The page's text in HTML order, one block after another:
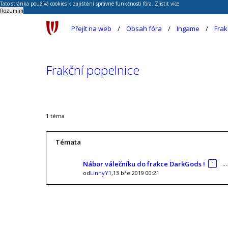
Tato stránka používá cookies k zajištění správné funkčnosti fóra. Zjistit více
Rozumím
Přejít na web Obsah fóra Ingame
Frakční popelnice
1 téma
Témata
Nábor válečníku do frakce DarkGods ! 1 …
odLinnyY1,13 bře 2019 00:21